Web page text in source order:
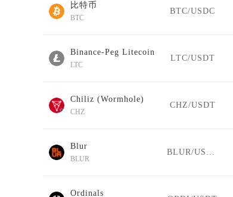
比特币
BTC
BTC/USDC
Binance-Peg Litecoin
LTC
LTC/USDT
Chiliz (Wormhole)
CHZ
CHZ/USDT
Blur
BLUR
BLUR/USDT
Ordinals